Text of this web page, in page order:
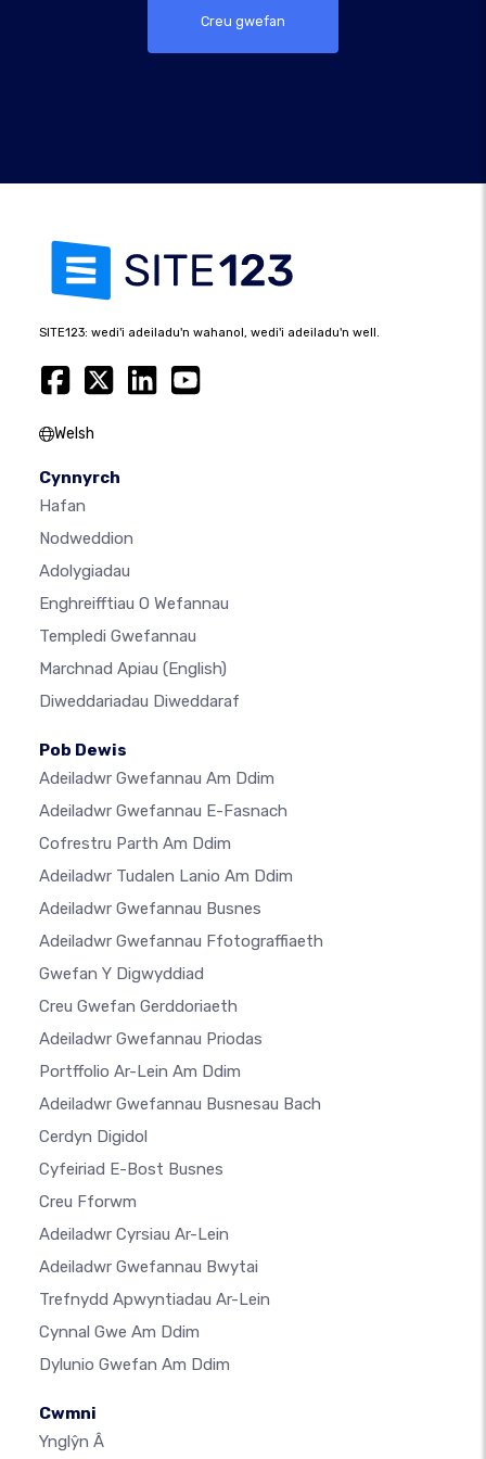
Creu gwefan
SITE123: wedi'i adeiladu'n wahanol, wedi'i adeiladu'n well.
Welsh
Cynnyrch
Hafan
Nodweddion
Adolygiadau
Enghreifftiau O Wefannau
Templedi Gwefannau
Marchnad Apiau (English)
Diweddariadau Diweddaraf
Pob Dewis
Adeiladwr Gwefannau Am Ddim
Adeiladwr Gwefannau E-Fasnach
Cofrestru Parth Am Ddim
Adeiladwr Tudalen Lanio Am Ddim
Adeiladwr Gwefannau Busnes
Adeiladwr Gwefannau Ffotograffiaeth
Gwefan Y Digwyddiad
Creu Gwefan Gerddoriaeth
Adeiladwr Gwefannau Priodas
Portffolio Ar-Lein Am Ddim
Adeiladwr Gwefannau Busnesau Bach
Cerdyn Digidol
Cyfeiriad E-Bost Busnes
Creu Fforwm
Adeiladwr Cyrsiau Ar-Lein
Adeiladwr Gwefannau Bwytai
Trefnydd Apwyntiadau Ar-Lein
Cynnal Gwe Am Ddim
Dylunio Gwefan Am Ddim
Cwmni
Ynglŷn Â